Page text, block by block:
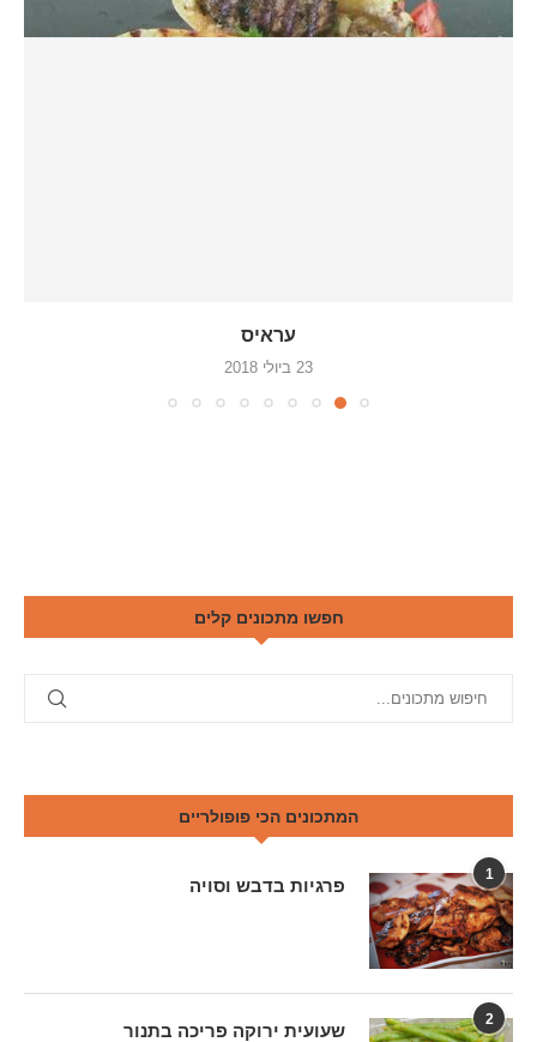
עראיס
23 ביולי 2018
חפשו מתכונים קלים
המתכונים הכי פופולריים
1
פרגיות בדבש וסויה
2
שעועית ירוקה פריכה בתנור